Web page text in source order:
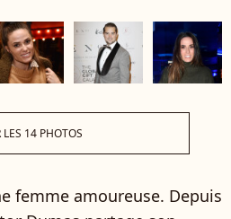
LES 14 PHOTOS
femme amoureuse. Depuis